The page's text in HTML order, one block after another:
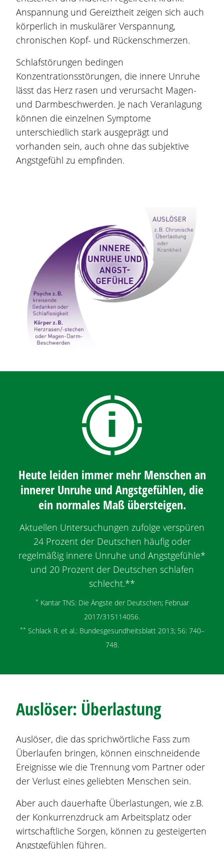
Anspannung und Gereiztheit zeigen sich auch
körperlich in muskulärer Verspannung,
chronischen Kopf- und Rückenschmerzen.
Schlafstörungen bedingen
Konzentrationsstörungen, die innere Unruhe
lässt das Herz rasen und verursacht Magen-
und Darmbeschwerden. Je nach Veranlagung
können die einzelnen Symptome
unterschiedlich stark ausgeprägt und
vorhanden sein, auch ohne das subjektive
Angstgefühl zu empfinden.
Heute leiden immer mehr Menschen an
innerer Unruhe und Angstgefühlen, die
ein normales Maß übersteigen.
Aktuellen Untersuchungen zufolge verspüren
24 Prozent der Deutschen häufig oder
regelmäßig innere Unruhe und Angstgefühle*
und 20 Prozent der Deutschen schlafen
schlecht.**
* Kantar TNS: Die Ängste der Deutschen; Februar
2017/315114056.
** Schlack R. et al.: Bundesgesundheitsblatt 2013; 56: 740–
748.
Auslöser: Überlastung
Auslöser, die das sprichwörtliche Fass zum
Überlaufen bringen, können einschneidende
Ereignisse wie die Trennung vom Partner oder
der Verlust eines geliebten Menschen sein.
Aber auch dauerhafte Überlastungen, wie z.B.
der Konkurrenzdruck am Arbeitsplatz oder
wirtschaftliche Sorgen, können zu gesteigerten
Angstgefühlen führen.